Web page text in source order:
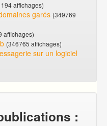
affichages)
garés (349769
affichages)
(346765 affichages)
sur un logiciel
: